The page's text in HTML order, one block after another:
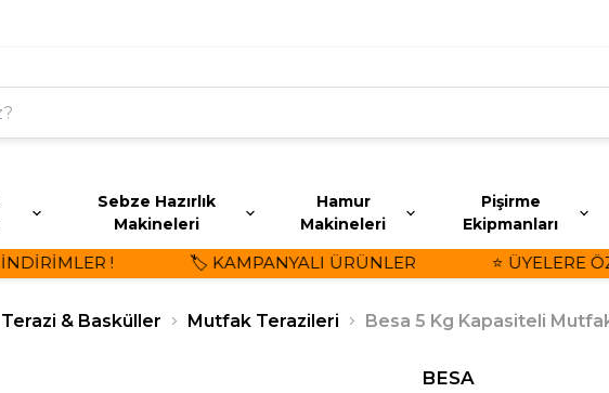
Sebze Hazırlık
Makineleri
Hamur
Makineleri
Pişirme
Ekipmanları
! 🏷️ KAMPANYALI ÜRÜNLER ⭐ ÜYELERE
Terazi & Basküller Mutfak Terazileri Besa 5 Kg Kapasiteli
BESA